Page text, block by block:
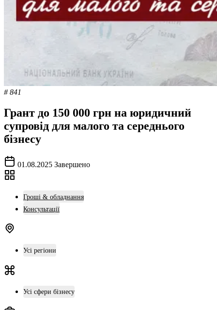
# 841
Грант до 150 000 грн на юридичний
супровід для малого та середнього
бізнесу
01.08.2025 Завершено
Гроші & обладнання
Консультації
Усі регіони
Усі сфери бізнесу